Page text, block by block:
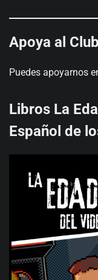
Apoya al Club
Puedes apoyarnos
Libros La
Español de